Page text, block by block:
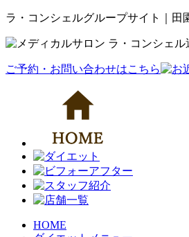
ラ・コンシェルグループサイト｜田
ご予約・お問い合わせはこちら
HOME